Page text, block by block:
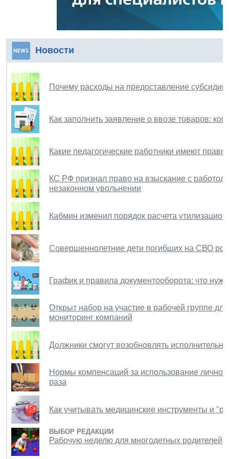
Новости
Почему расходы на предоставление
Как заполнить заявление о ввозе товаров:
Какие педагогические работники имеют
КС РФ признал право на взыскание с
незаконном увольнении
Кабмин изменил порядок расчета
Совершеннолетние дети погибших на СВО
График и правила документооборота: что
Открыт набор на участие в рабочей группе
мониторинг компаний
Должники смогут возобновлять
Нормы компенсаций за использование
раза
Как учитывать медицинские инструменты и
ВЫБОР РЕДАКЦИИ
Рабочую неделю для многодетных родителей